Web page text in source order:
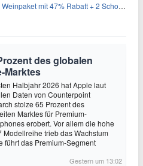
mit 47% Rabatt + 2 Schott Zwiesel Gläser GRATIS für 29,99€
des globalen
Marktes
Halbjahr 2026 hat Apple laut
Daten von Counterpoint
stolze 65 Prozent des
Marktes für Premium-
erobert. Vor allem die hohe
trieb das Wachstum
führt das Premium-Segment
Gestern um 13:02